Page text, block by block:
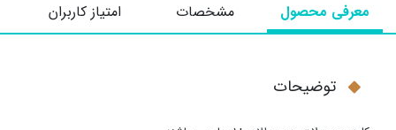
معرفی محصول مشخصات امتیاز کاربران
توضیحات